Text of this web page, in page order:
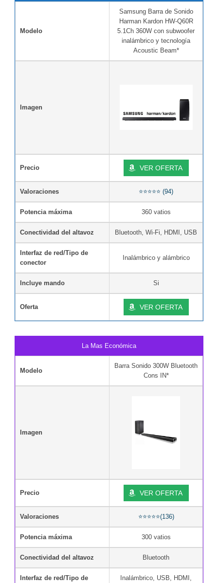
Modelo
Samsung Barra de Sonido
Harman Kardon HW-Q60R
5.1Ch 360W con subwoofer
inalámbrico y tecnología
Acoustic Beam*
Imagen
Precio VER OFERTA
Valoraciones ⭐⭐⭐⭐⭐ (94)
Potencia máxima 360 vatios
Conectividad del altavoz Bluetooth, Wi-Fi, HDMI, USB
Interfaz de red/Tipo de
conector
Inalámbrico y alámbrico
Incluye mando Si
Oferta VER OFERTA
La Mas Económica
Modelo
Barra Sonido 300W Bluetooth
Cons IN*
Imagen
Precio VER OFERTA
Valoraciones ⭐⭐⭐⭐⭐(136)
Potencia máxima 300 vatios
Conectividad del altavoz Bluetooth
Interfaz de red/Tipo de
Inalámbrico, USB, HDMI,